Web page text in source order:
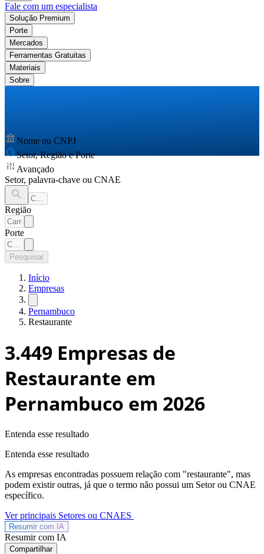
Fale com um especialista
Solução Premium
Porte
Mercados
Ferramentas Gratuitas
Materiais
Sobre
Nome ou CNPJ
Setor, Região e Porte
Avançado
Setor, palavra-chave ou CNAE
Região
Porte
Pesquisar
Início
Empresas
Pernambuco
Restaurante
3.449 Empresas de
Restaurante em
Pernambuco em 2026
Entenda esse resultado
Entenda esse resultado
As empresas encontradas possuem relação com "restaurante", mas
podem existir outras, já que o termo não possui um Setor ou CNAE
específico.
Ver principais Setores ou CNAES
Resumir com IA
Resumir com IA
Compartilhar